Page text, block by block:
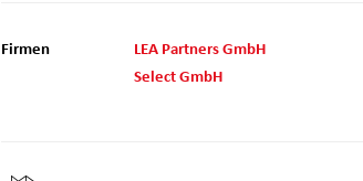
Firmen
LEA Partners GmbH
Select GmbH